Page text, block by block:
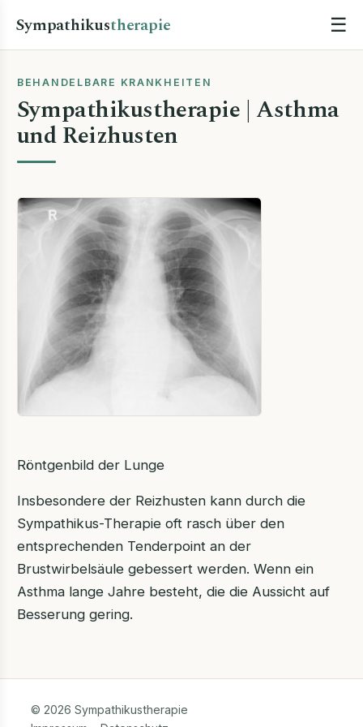
Sympathikustherapie ☰
BEHANDELBARE KRANKHEITEN
Sympathikustherapie | Asthma
und Reizhusten
Röntgenbild der Lunge
Insbesondere der Reizhusten kann durch die
Sympathikus-Therapie oft rasch über den
entsprechenden Tenderpoint an der
Brustwirbelsäule gebessert werden. Wenn ein
Asthma lange Jahre besteht, die die Aussicht auf
Besserung gering.
© 2026 Sympathikustherapie